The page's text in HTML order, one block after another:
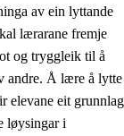
av ein lyttande
lærarane fremje
og tryggleik til å
andre. Å lære å lytte
elevane eit grunnlag
løysingar i